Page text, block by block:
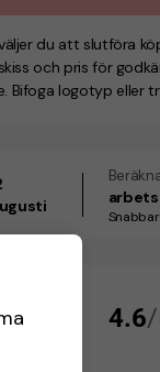
du att slutföra
och pris för
Bifoga logotyp eller